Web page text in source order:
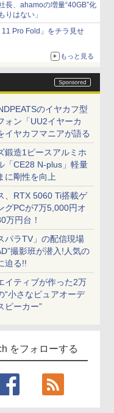
長、ahamoの増量“40GB”化
りはない」
11 Pro Fold」をチラ見せ
もっと見る
のイヤカフ型
ォン「UU2イヤーカ
イヤカフマニアが語る
鍛造1ピースアルミホ
「CE28 N-plus」軽量
に剛性を向上
、RTX 5060 Ti搭載ゲ
グPCが7万5,000円オ
万円台！
パラTV」の配信現場
撮影班が潜入!人気の
迫る!!
イティブが作った2万
“小さなピュアオーデ
ピーカー”
をフォローする